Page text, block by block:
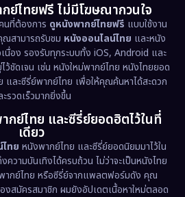
(61)
(227)
(36)
(375)
(338)
(9)
ย์ไทยฟรี ไม่มีโฆษณากวนใจ
นที่ต้องการ ดูหนังพากย์ไทยฟรี แบบใช้งาน
สามารถรับชม หนังออนไลน์ไทย และหนัง
นื่อง รองรับทุกระบบทั้ง iOS, Android และ
ชัดเจน เช่น หนังใหม่พากย์ไทย หนังไทยยอด
ละซีรี่ย์พากย์ไทย เพื่อให้คุณค้นหาได้สะดวก
รวดเร็วมากยิ่งขึ้น
กย์ไทย และซีรี่ย์ยอดฮิตไว้ในที่
เดียว
ทย หนังพากย์ไทย และซีรี่ย์ยอดนิยมมาไว้ใน
ความบันเทิงได้ครบถ้วน ไม่ว่าจะเป็นหนังไทย
ากย์ไทย หรือซีรี่ย์จากแพลตฟอร์มดัง คุณ
งสมัครสมาชิก ผมยังอัปเดตเนื้อหาใหม่ตลอด